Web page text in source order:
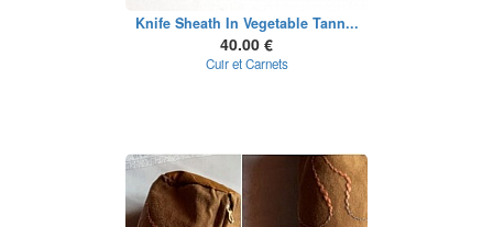
Knife Sheath In Vegetable Tann...
40.00 €
Cuir et Carnets